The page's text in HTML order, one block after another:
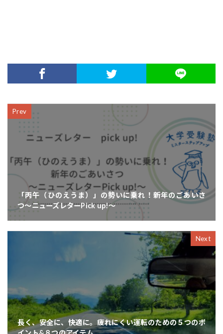
Prev
「丙午（ひのえうま）」の勢いに乗れ！新年のごあいさ
つ〜ニューズレターPick up!〜
Next
長く、安全に、快適に。疲れにくい運転のための５つのポ